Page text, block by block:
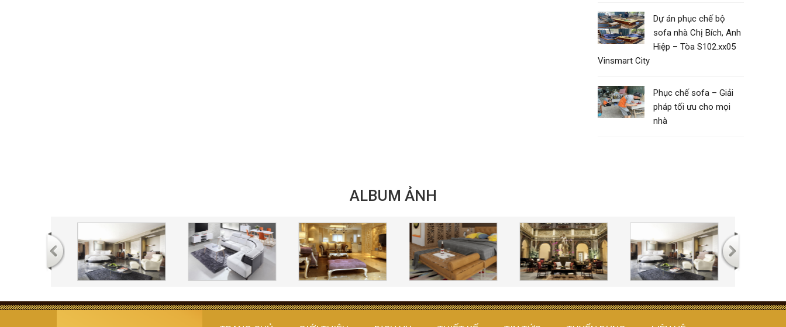
Dự án phục chế bộ
sofa nhà Chị Bích, Anh
Hiệp – Tòa S102.xx05
Vinsmart City
Phục chế sofa – Giải
pháp tối ưu cho mọi
nhà
ALBUM ẢNH